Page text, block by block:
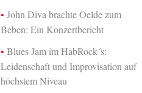
John Diva brachte Oelde zum
Beben: Ein Konzertbericht
Blues Jam im HabRock´s:
Leidenschaft und Improvisation auf
höchstem Niveau